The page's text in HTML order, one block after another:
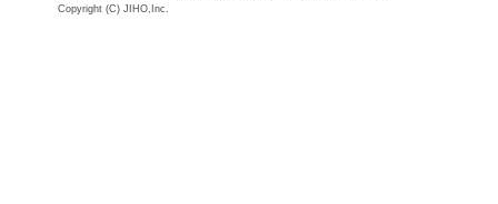
Copyright (C) JIHO,Inc.